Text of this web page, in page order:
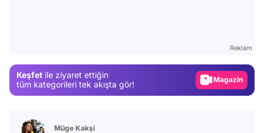
Reklam
Keşfet ile ziyaret ettiğin
tüm kategorileri tek akışta gör!
Magazin
Müge Kakşi